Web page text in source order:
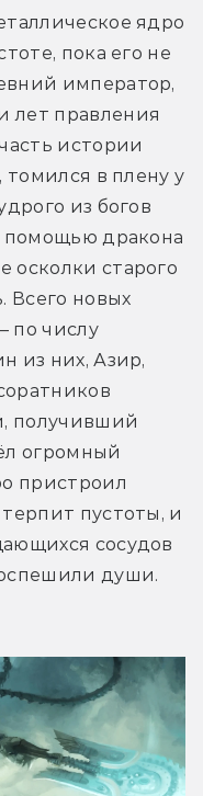
ядро
пока его не
император,
лет правления
истории
томился в плену у
из богов
помощью дракона
осколки старого
Всего новых
по числу
из них, Азир,
получивший
огромный
пристроил
пустоты, и
сосудов
души.